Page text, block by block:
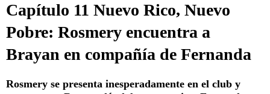
Capítulo 11 Nuevo Rico, Nuevo
Pobre: Rosmery encuentra a
Brayan en compañía de Fernanda
Rosmery se presenta inesperadamente en el club y